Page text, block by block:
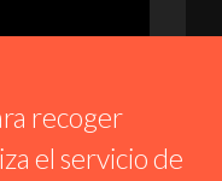
recoger
el servicio de